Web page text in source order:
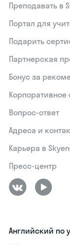
Преподавать в
Портал для
Подарить
Партнерская
Бонус за
Корпоративное
Вопрос-ответ
Адреса и
Карьера в
Пресс-центр
Английский по